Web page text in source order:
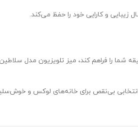
و کارایی خود را حفظ می‌کند.
را فراهم کند، میز تلویزیون مدل سلاطین
بی‌نقص برای خانه‌های لوکس و